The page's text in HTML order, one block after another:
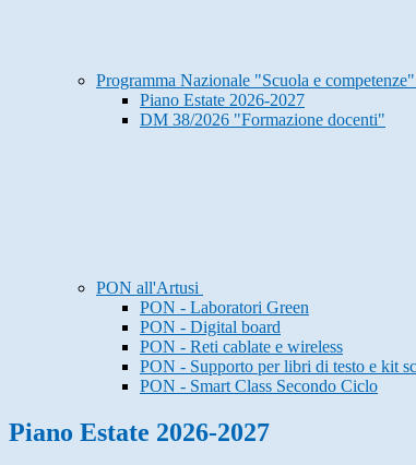
Programma Nazionale "Scuola e
Piano Estate 2026-2027
DM 38/2026 "Formazione docenti"
PON all'Artusi
PON - Laboratori Green
PON - Digital board
PON - Reti cablate e wireless
PON - Supporto per libri di testo e kit
PON - Smart Class Secondo Ciclo
Piano Estate 2026-2027